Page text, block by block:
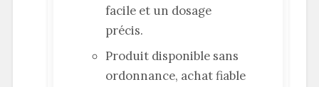
facile et un dosage
précis.
Produit disponible sans
ordonnance, achat fiable